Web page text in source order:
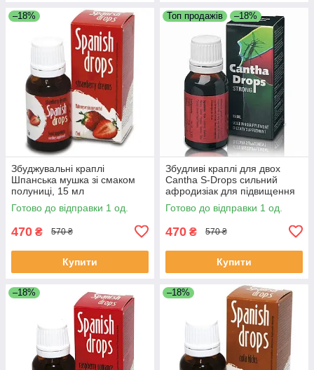
–18%
Збуджувальні краплі
Шпанська мушка зі смаком
полуниці, 15 мл
Готово до відправки 1 од.
470 ₴ 570 ₴
Купити
Топ продажів –18%
Збудливі краплі для двох
Cantha S-Drops сильний
афродизіак для підвищення
сексуальної енергії з L-
аргініном та вітаміном C
Готово до відправки 1 од.
470 ₴ 570 ₴
Купити
–18% –18%